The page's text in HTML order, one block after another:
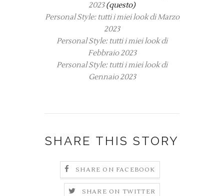
2023(questo)
Personal Style: tutti i miei look di Marzo
2023
Personal Style: tutti i miei look di
Febbraio 2023
Personal Style: tutti i miei look di
Gennaio 2023
SHARE THIS STORY
SHARE ON FACEBOOK
SHARE ON TWITTER